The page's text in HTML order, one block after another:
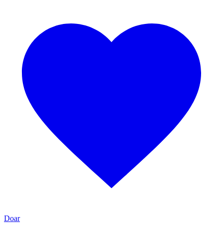
Doar